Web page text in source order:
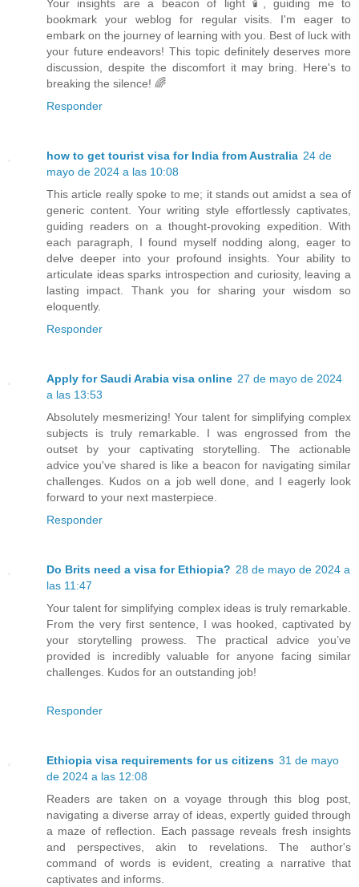
Your insights are a beacon of light 🕯️, guiding me to
bookmark your weblog for regular visits. I'm eager to
embark on the journey of learning with you. Best of luck with
your future endeavors! This topic definitely deserves more
discussion, despite the discomfort it may bring. Here's to
breaking the silence! 🌈
Responder
how to get tourist visa for India from Australia 24 de
mayo de 2024 a las 10:08
This article really spoke to me; it stands out amidst a sea of
generic content. Your writing style effortlessly captivates,
guiding readers on a thought-provoking expedition. With
each paragraph, I found myself nodding along, eager to
delve deeper into your profound insights. Your ability to
articulate ideas sparks introspection and curiosity, leaving a
lasting impact. Thank you for sharing your wisdom so
eloquently.
Responder
Apply for Saudi Arabia visa online 27 de mayo de 2024
a las 13:53
Absolutely mesmerizing! Your talent for simplifying complex
subjects is truly remarkable. I was engrossed from the
outset by your captivating storytelling. The actionable
advice you've shared is like a beacon for navigating similar
challenges. Kudos on a job well done, and I eagerly look
forward to your next masterpiece.
Responder
Do Brits need a visa for Ethiopia? 28 de mayo de 2024 a
las 11:47
Your talent for simplifying complex ideas is truly remarkable.
From the very first sentence, I was hooked, captivated by
your storytelling prowess. The practical advice you’ve
provided is incredibly valuable for anyone facing similar
challenges. Kudos for an outstanding job!
Responder
Ethiopia visa requirements for us citizens 31 de mayo
de 2024 a las 12:08
Readers are taken on a voyage through this blog post,
navigating a diverse array of ideas, expertly guided through
a maze of reflection. Each passage reveals fresh insights
and perspectives, akin to revelations. The author's
command of words is evident, creating a narrative that
captivates and informs.